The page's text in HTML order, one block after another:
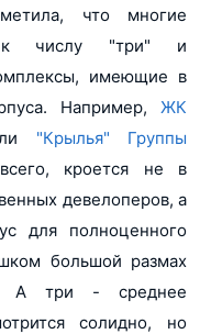
что многие
к числу "три" и
имеющие в
Например, ЖК
"Крылья"
Группы
кроется не в
девелоперов, а
для полноценного
большой размах
А три - среднее
солидно, но